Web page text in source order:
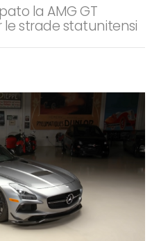
la AMG GT
strade statunitensi